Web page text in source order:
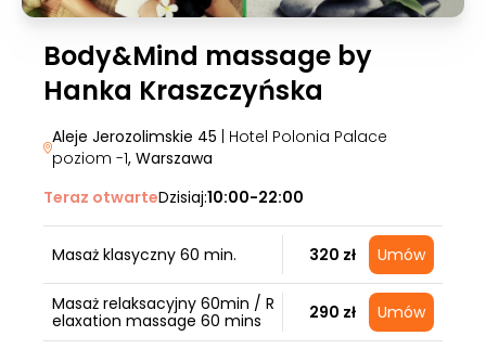
Body&Mind massage by
Hanka Kraszczyńska
Aleje Jerozolimskie 45 | Hotel Polonia Palace
poziom -1, Warszawa
Teraz otwarteDzisiaj:10:00-22:00
Masaż klasyczny 60 min. 320 zł Umów
Masaż relaksacyjny 60min / R
elaxation massage 60 mins
290 zł Umów